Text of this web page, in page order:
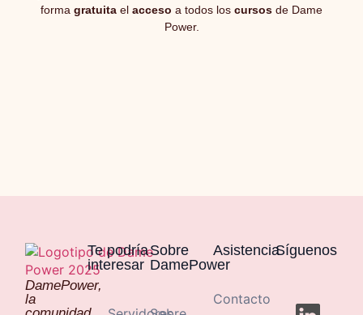
forma gratuita el acceso a todos los cursos de Dame
Power.
DamePower,
la
Te podría
interesar
Sobre
DamePower
Asistencia
Contacto
Síguenos